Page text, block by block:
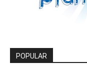
POPULAR